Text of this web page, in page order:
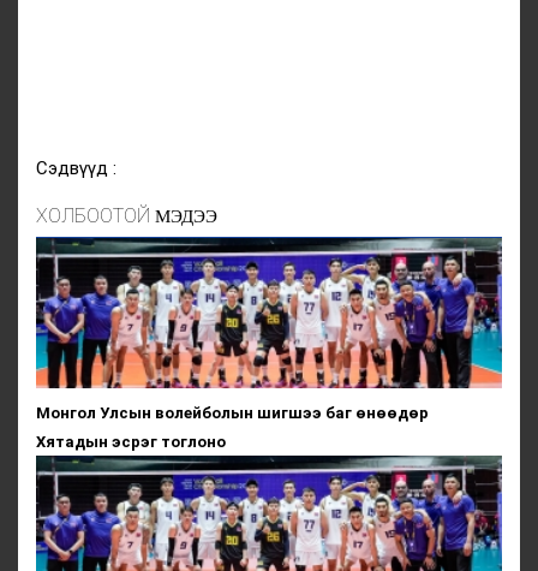
Сэдвүүд :
ХОЛБООТОЙ МЭДЭЭ
Монгол Улсын волейболын шигшээ баг өнөөдөр
Хятадын эсрэг тоглоно